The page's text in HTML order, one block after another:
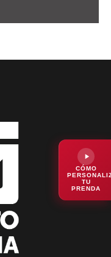
adicionais e
CÓMO
TU
PRENDA